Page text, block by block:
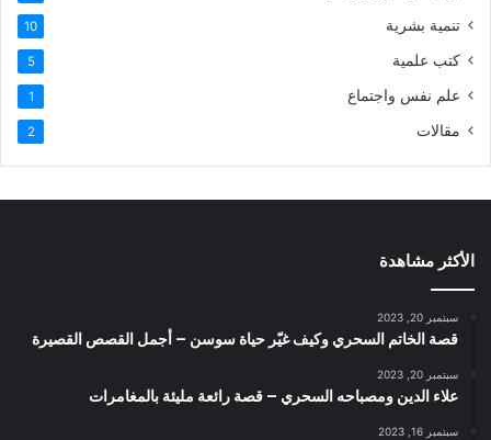
تنمية بشرية 10
كتب علمية 5
علم نفس واجتماع 1
مقالات 2
الأكثر مشاهدة
سبتمبر 20, 2023
قصة الخاتم السحري وكيف غيّر حياة سوسن – أجمل القصص القصيرة
سبتمبر 20, 2023
علاء الدين ومصباحه السحري – قصة رائعة مليئة بالمغامرات
سبتمبر 16, 2023